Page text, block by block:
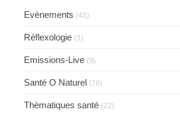
Evènements (45)
Réflexologie (3)
Emissions-Live (9)
Santé O Naturel (76)
Thèmatiques santé (22)